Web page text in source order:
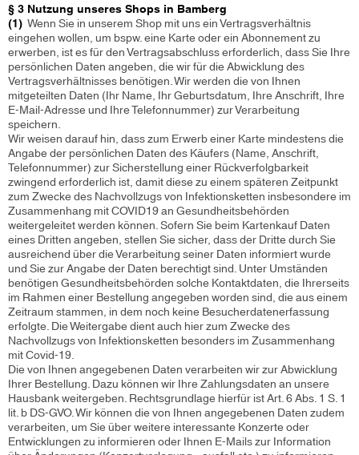
§ 3 Nutzung unseres Shops in Bamberg
(1) Wenn Sie in unserem Shop mit uns ein Vertragsverhältnis
eingehen wollen, um bspw. eine Karte oder ein Abonnement zu
erwerben, ist es für den Vertragsabschluss erforderlich, dass Sie Ihre
persönlichen Daten angeben, die wir für die Abwicklung des
Vertragsverhältnisses benötigen. Wir werden die von Ihnen
mitgeteilten Daten (Ihr Name, Ihr Geburtsdatum, Ihre Anschrift, Ihre
E-Mail-Adresse und Ihre Telefonnummer) zur Verarbeitung
speichern.
Wir weisen darauf hin, dass zum Erwerb einer Karte mindestens die
Angabe der persönlichen Daten des Käufers (Name, Anschrift,
Telefonnummer) zur Sicherstellung einer Rückverfolgbarkeit
zwingend erforderlich ist, damit diese zu einem späteren Zeitpunkt
zum Zwecke des Nachvollzugs von Infektionsketten insbesondere im
Zusammenhang mit COVID19 an Gesundheitsbehörden
weitergeleitet werden können. Sofern Sie beim Kartenkauf Daten
eines Dritten angeben, stellen Sie sicher, dass der Dritte durch Sie
ausreichend über die Verarbeitung seiner Daten informiert wurde
und Sie zur Angabe der Daten berechtigt sind. Unter Umständen
benötigen Gesundheitsbehörden solche Kontaktdaten, die Ihrerseits
im Rahmen einer Bestellung angegeben worden sind, die aus einem
Zeitraum stammen, in dem noch keine Besucherdatenerfassung
erfolgte. Die Weitergabe dient auch hier zum Zwecke des
Nachvollzugs von Infektionsketten besonders im Zusammenhang
mit Covid-19.
Die von Ihnen angegebenen Daten verarbeiten wir zur Abwicklung
Ihrer Bestellung. Dazu können wir Ihre Zahlungsdaten an unsere
Hausbank weitergeben. Rechtsgrundlage hierfür ist Art. 6 Abs. 1 S. 1
lit. b DS-GVO. Wir können die von Ihnen angegebenen Daten zudem
verarbeiten, um Sie über weitere interessante Konzerte oder
Entwicklungen zu informieren oder Ihnen E-Mails zur Information